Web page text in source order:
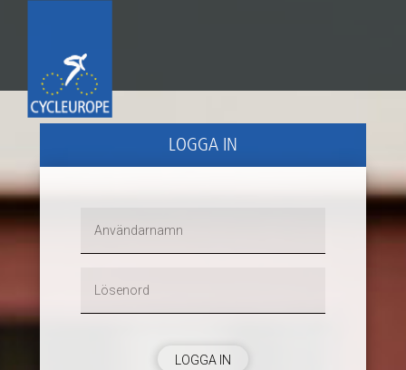
LOGGA IN
LOGGA IN